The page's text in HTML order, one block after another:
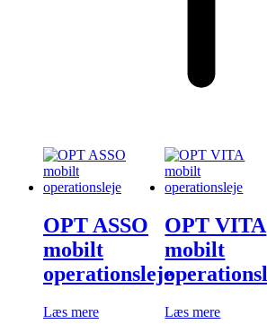
OPT ASSO
mobilt
operationsleje
Læs mere
OPT VITA
mobilt
Læs mere